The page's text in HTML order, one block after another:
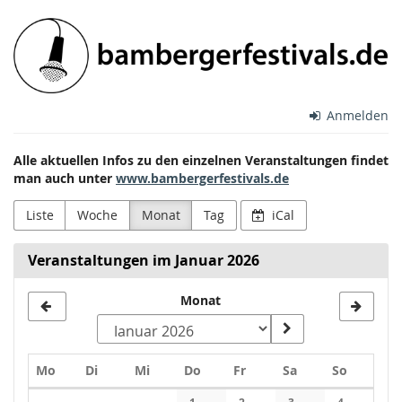
Zum
Haupt-
Inhalt
springen
Bamberger
Festivals
e.V.
Anmelden
Alle aktuellen Infos zu den einzelnen Veranstaltungen findet
man auch unter www.bambergerfestivals.de
Liste Woche Monat Tag iCal
Veranstaltungen im Januar 2026
Monat
Mo Montag
DiDienstag
MiMittwoch
Do Donnerstag
FrFreitagSaSamstag
So